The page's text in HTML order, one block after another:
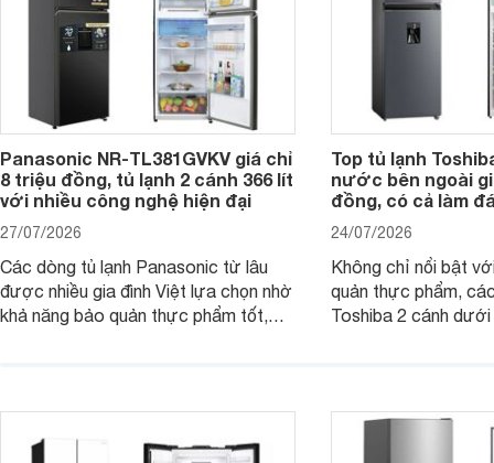
Panasonic NR-TL381GVKV giá chỉ
8 triệu đồng, tủ lạnh 2 cánh 366 lít
với nhiều công nghệ hiện đại
27/07/2026
Các dòng tủ lạnh Panasonic từ lâu
được nhiều gia đình Việt lựa chọn nhờ
khả năng bảo quản thực phẩm tốt,
phân khúc khiến không ít người dùng
phải cân nhắc. Trên thị trường hiện
Top tủ lạnh
nước bên ngoài
đồng, có cả làm
24/07/2026
Không chỉ nổi bật
quản thực phẩm,
Toshiba 2 cánh